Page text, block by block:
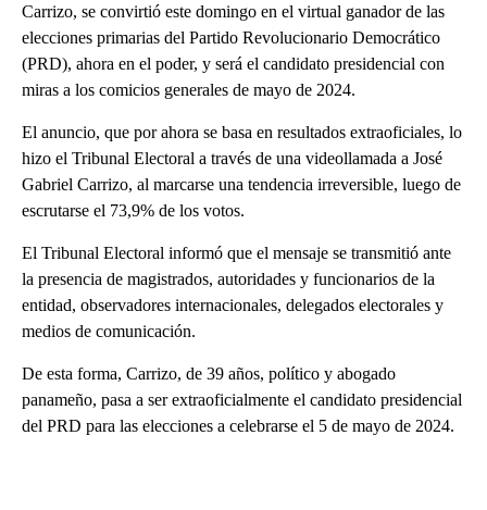
Carrizo, se convirtió este domingo en el virtual ganador de las
elecciones primarias del Partido Revolucionario Democrático
(PRD), ahora en el poder, y será el candidato presidencial con
miras a los comicios generales de mayo de 2024.
El anuncio, que por ahora se basa en resultados extraoficiales, lo
hizo el Tribunal Electoral a través de una videollamada a José
Gabriel Carrizo, al marcarse una tendencia irreversible, luego de
escrutarse el 73,9% de los votos.
El Tribunal Electoral informó que el mensaje se transmitió ante
la presencia de magistrados, autoridades y funcionarios de la
entidad, observadores internacionales, delegados electorales y
medios de comunicación.
De esta forma, Carrizo, de 39 años, político y abogado
panameño, pasa a ser extraoficialmente el candidato presidencial
del PRD para las elecciones a celebrarse el 5 de mayo de 2024.